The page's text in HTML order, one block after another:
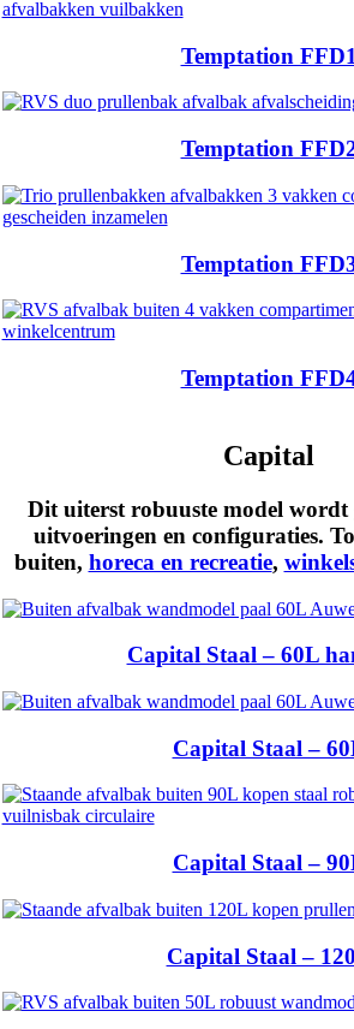
Temptation FFD1
Temptation
Temptation
Temptation
Capital
Dit uiterst robuuste model wordt
uitvoeringen en configuraties.
buiten, horeca en recreatie,
Capital Staal – 60L
Capital Staal –
Capital Staal –
Capital Staal –